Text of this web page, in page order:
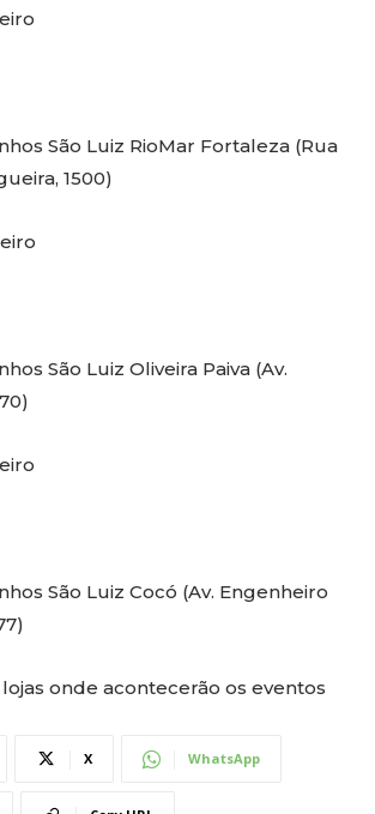
São Luiz RioMar Fortaleza (Rua
1500)
São Luiz Oliveira Paiva (Av.
São Luiz Cocó (Av. Engenheiro
onde acontecerão os eventos
X WhatsApp